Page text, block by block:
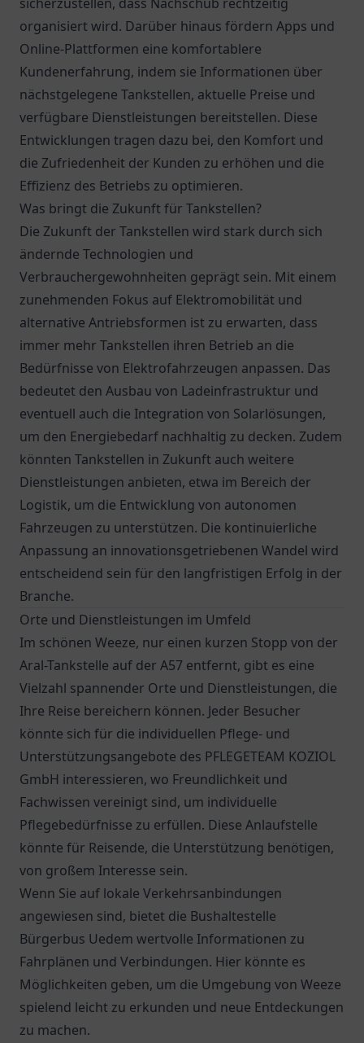
organisiert wird. Darüber hinaus fördern Apps und
Online-Plattformen eine komfortablere
Kundenerfahrung, indem sie Informationen über
nächstgelegene Tankstellen, aktuelle Preise und
verfügbare Dienstleistungen bereitstellen. Diese
Entwicklungen tragen dazu bei, den Komfort und
die Zufriedenheit der Kunden zu erhöhen und die
Effizienz des Betriebs zu optimieren.
Was bringt die Zukunft für Tankstellen?
Die Zukunft der Tankstellen wird stark durch sich
ändernde Technologien und
Verbrauchergewohnheiten geprägt sein. Mit einem
zunehmenden Fokus auf Elektromobilität und
alternative Antriebsformen ist zu erwarten, dass
immer mehr Tankstellen ihren Betrieb an die
Bedürfnisse von Elektrofahrzeugen anpassen. Das
bedeutet den Ausbau von Ladeinfrastruktur und
eventuell auch die Integration von Solarlösungen,
um den Energiebedarf nachhaltig zu decken. Zudem
könnten Tankstellen in Zukunft auch weitere
Dienstleistungen anbieten, etwa im Bereich der
Logistik, um die Entwicklung von autonomen
Fahrzeugen zu unterstützen. Die kontinuierliche
Anpassung an innovationsgetriebenen Wandel wird
entscheidend sein für den langfristigen Erfolg in der
Branche.
Orte und Dienstleistungen im Umfeld
Im schönen Weeze, nur einen kurzen Stopp von der
Aral-Tankstelle auf der A57 entfernt, gibt es eine
Vielzahl spannender Orte und Dienstleistungen, die
Ihre Reise bereichern können. Jeder Besucher
könnte sich für die individuellen Pflege- und
Unterstützungsangebote des PFLEGETEAM KOZIOL
GmbH interessieren, wo Freundlichkeit und
Fachwissen vereinigt sind, um individuelle
Pflegebedürfnisse zu erfüllen. Diese Anlaufstelle
könnte für Reisende, die Unterstützung benötigen,
von großem Interesse sein.
Wenn Sie auf lokale Verkehrsanbindungen
angewiesen sind, bietet die Bushaltestelle
Bürgerbus Uedem wertvolle Informationen zu
Fahrplänen und Verbindungen. Hier könnte es
Möglichkeiten geben, um die Umgebung von Weeze
spielend leicht zu erkunden und neue Entdeckungen
zu machen.